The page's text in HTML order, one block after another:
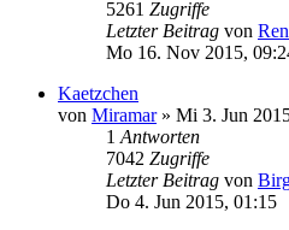
5261 Zugriffe
Letzter Beitrag von
Mo 16. Nov 2015,
Kaetzchen
von Miramar» Mi 3. Jun
1 Antworten
7042 Zugriffe
Letzter Beitrag von
Do 4. Jun 2015, 01:15